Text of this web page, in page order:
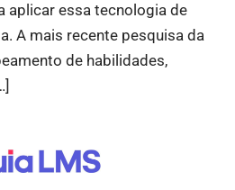
aplicar essa tecnologia de
A mais recente pesquisa da
de habilidades,